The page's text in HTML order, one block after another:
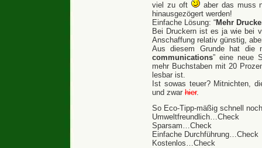
viel zu oft
aber das muss
hinausgezögert werden!
Einfache Lösung: “Mehr
Bei Druckern ist es ja wie bei
Anschaffung relativ günstig,
Aus diesem Grunde hat die
communications” eine neue
mehr Buchstaben mit 20
lesbar ist.
Ist sowas teuer? Mitnichten,
und zwar hier.
So Eco-Tipp-mäßig schnell
Umweltfreundlich…Check
Sparsam…Check
Einfache Durchführung…Check
Kostenlos…Check